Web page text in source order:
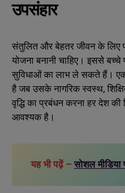
उपसंहार
संतुलित और बेहतर जीवन के लिए
योजना बनानी चाहिए। इससे बच्चे
सुविधाओं का लाभ ले सकते हैं।
है जब उसके नागरिक स्वस्थ,
वृद्धि का प्रबंधन करना हर देश
आवश्यक है।
यह भी पढ़ें – सोशल मीडिया